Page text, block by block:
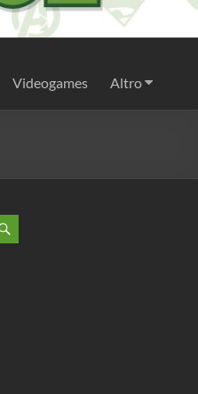
Videogames Altro